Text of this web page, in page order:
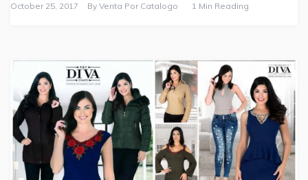
October 25, 2017 By Venta Por Catalogo 1 Min Reading